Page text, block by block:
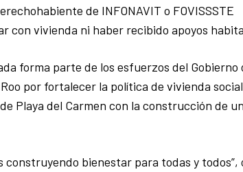
de INFONAVIT o FOVISSSTE
con vivienda ni haber recibido apoyos
forma parte de los esfuerzos del Gobierno
por fortalecer la política de vivienda
Playa del Carmen con la construcción de
construyendo bienestar para todas y